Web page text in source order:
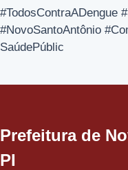
#TodosContraADengue
#NovoSantoAntônio
SaúdePúblic
Prefeitura de
PI